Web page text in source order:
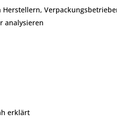
analysieren
erklärt